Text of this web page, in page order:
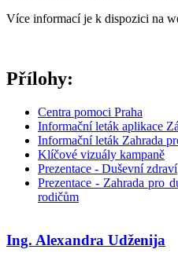
Více informací je k dispozici na
Přílohy:
Centra pomoci Praha
Informační leták aplikace
Informační leták Zahrada
Klíčové vizuály kampaně
Prezentace - Duševní zdraví
Prezentace - Zahrada pro
rodičům
Ing. Alexandra Udženija